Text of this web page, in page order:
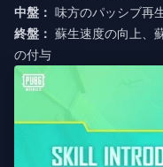
中盤： 味方のパッシブ再
終盤： 蘇生速度の向上、
の付与